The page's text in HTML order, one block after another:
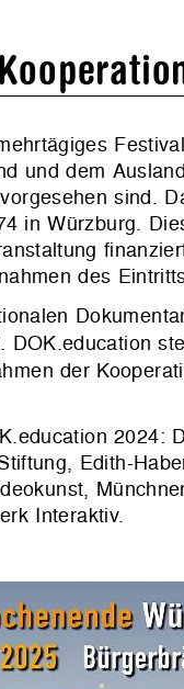
und dem
sind.
in Würzburg.
des
der
2024:
Edith-
Interaktiv.